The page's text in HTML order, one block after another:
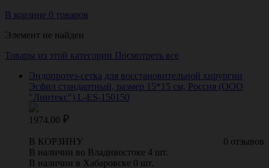
В корзине 0 товаров
Элемент не найден
Товары из этой категории Посмотреть все
Эндопротез-сетка для восстановительной хирургии
Эсфил стандартный, размер 15*15 см, Россия (ООО
"Линтекс") L-ES-150150
1974.00
0 отзывов
В КОРЗИНУ
В наличии во Владивостоке 4 шт.
В наличии в Хабаровске 0 шт.